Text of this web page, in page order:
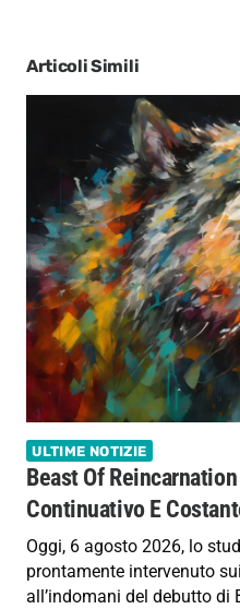
Articoli Simili
ULTIME NOTIZIE
Beast Of
Continuativo E
Oggi, 6 agosto 2026, lo
prontamente intervenuto
all’indomani del debutto di